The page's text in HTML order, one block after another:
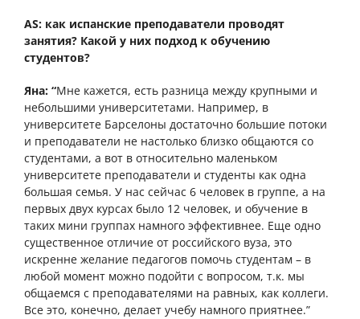
AS: как испанские преподаватели проводят
занятия? Какой у них подход к обучению
студентов?
Яна: “Мне кажется, есть разница между крупными и
небольшими университетами. Например, в
университете Барселоны достаточно большие потоки
и преподаватели не настолько близко общаются со
студентами, а вот в относительно маленьком
университете преподаватели и студенты как одна
большая семья. У нас сейчас 6 человек в группе, а на
первых двух курсах было 12 человек, и обучение в
таких мини группах намного эффективнее. Еще одно
существенное отличие от российского вуза, это
искренне желание педагогов помочь студентам – в
любой момент можно подойти с вопросом, т.к. мы
общаемся с преподавателями на равных, как коллеги.
Все это, конечно, делает учебу намного приятнее.”